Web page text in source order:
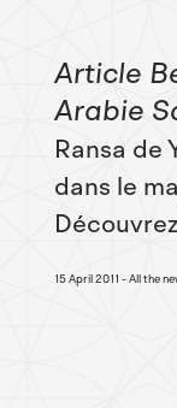
Article
Arabie
Ransa de
dans le
15 April 2011 All the